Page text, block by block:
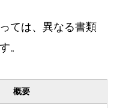
ては、異なる書類
。
概要